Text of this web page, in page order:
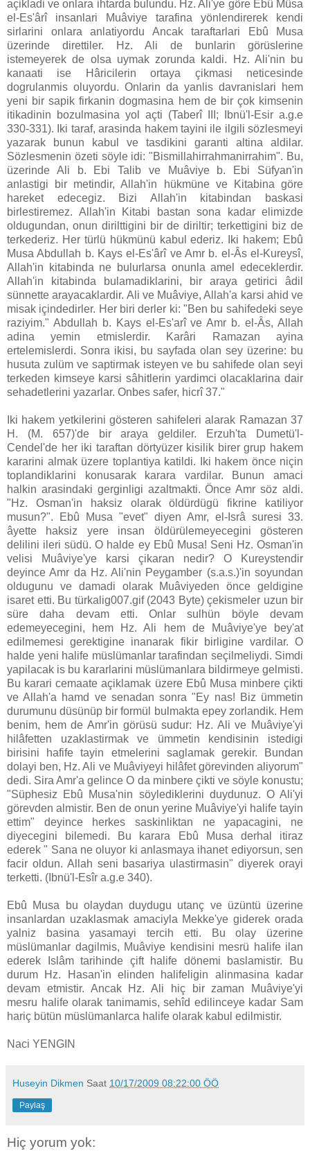
açikladi ve onlara ihtarda bulundu. Hz. Ali'ye göre Ebû Mûsa
el-Es'ârî insanlari Muâviye tarafina yönlendirerek kendi
sirlarini onlara anlatiyordu Ancak taraftarlari Ebû Musa
üzerinde direttiler. Hz. Ali de bunlarin görüslerine
istemeyerek de olsa uymak zorunda kaldi. Hz. Ali'nin bu
kanaati ise Hâricilerin ortaya çikmasi neticesinde
dogrulanmis oluyordu. Onlarin da yanlis davranislari hem
yeni bir sapik firkanin dogmasina hem de bir çok kimsenin
itikadinin bozulmasina yol açti (Taberî III; Ibnü'l-Esir a.g.e
330-331). Iki taraf, arasinda hakem tayini ile ilgili sözlesmeyi
yazarak bunun kabul ve tasdikini garanti altina aldilar.
Sözlesmenin özeti söyle idi: "Bismillahirrahmanirrahim". Bu,
üzerinde Ali b. Ebi Talib ve Muâviye b. Ebi Süfyan'in
anlastigi bir metindir, Allah'in hükmüne ve Kitabina göre
hareket edecegiz. Bizi Allah'in kitabindan baskasi
birlestiremez. Allah'in Kitabi bastan sona kadar elimizde
oldugundan, onun dirilttigini bir de diriltir; terkettigini biz de
terkederiz. Her türlü hükmünü kabul ederiz. Iki hakem; Ebû
Musa Abdullah b. Kays el-Es'ârî ve Amr b. el-Âs el-Kureysî,
Allah'in kitabinda ne bulurlarsa onunla amel edeceklerdir.
Allah'in kitabinda bulamadiklarini, bir araya getirici âdil
sünnette arayacaklardir. Ali ve Muâviye, Allah'a karsi ahid ve
misak içindedirler. Her biri derler ki: "Ben bu sahifedeki seye
raziyim." Abdullah b. Kays el-Es'arî ve Amr b. el-Âs, Allah
adina yemin etmislerdir. Karâri Ramazan ayina
ertelemislerdi. Sonra ikisi, bu sayfada olan sey üzerine: bu
husuta zulüm ve saptirmak isteyen ve bu sahifede olan seyi
terkeden kimseye karsi sâhitlerin yardimci olacaklarina dair
sehadetlerini yazarlar. Onbes safer, hicrî 37."
Iki hakem yetkilerini gösteren sahifeleri alarak Ramazan 37
H. (M. 657)'de bir araya geldiler. Erzuh'ta Dumetü'l-
Cendel'de her iki taraftan dörtyüzer kisilik birer grup hakem
kararini almak üzere toplantiya katildi. Iki hakem önce niçin
toplandiklarini konusarak karara vardilar. Bunun amaci
halkin arasindaki gerginligi azaltmakti. Önce Amr söz aldi.
"Hz. Osman'in haksiz olarak öldürdügü fikrine katiliyor
musun?". Ebû Musa "evet" diyen Amr, el-Isrâ suresi 33.
âyette haksiz yere insan öldürülemeyecegini gösteren
delilini ileri südü. O halde ey Ebû Musa! Seni Hz. Osman'in
velisi Muâviye'ye karsi çikaran nedir? O Kureystendir
deyince Amr da Hz. Ali'nin Peygamber (s.a.s.)'in soyundan
oldugunu ve damadi olarak Muâviyeden önce geldigine
isaret etti. Bu türkalig007.gif (2043 Byte) çekismeler uzun bir
süre daha devam etti. Onlar sulhün böyle devam
edemeyecegini, hem Hz. Ali hem de Muâviye'ye bey'at
edilmemesi gerektigine inanarak fikir birligine vardilar. O
halde yeni halife müslümanlar tarafindan seçilmeliydi. Simdi
yapilacak is bu kararlarini müslümanlara bildirmeye gelmisti.
Bu karari cemaate açiklamak üzere Ebû Musa minbere çikti
ve Allah'a hamd ve senadan sonra "Ey nas! Biz ümmetin
durumunu düsünüp bir formül bulmakta epey zorlandik. Hem
benim, hem de Amr'in görüsü sudur: Hz. Ali ve Muâviye'yi
hilâfetten uzaklastirmak ve ümmetin kendisinin istedigi
birisini hafife tayin etmelerini saglamak gerekir. Bundan
dolayi ben, Hz. Ali ve Muâviyeyi hilâfet görevinden aliyorum"
dedi. Sira Amr'a gelince O da minbere çikti ve söyle konustu;
"Süphesiz Ebû Musa'nin söylediklerini duydunuz. O Ali'yi
görevden almistir. Ben de onun yerine Muâviye'yi halife tayin
ettim" deyince herkes saskinliktan ne yapacagini, ne
diyecegini bilemedi. Bu karara Ebû Musa derhal itiraz
ederek " Sana ne oluyor ki anlasmaya ihanet ediyorsun, sen
facir oldun. Allah seni basariya ulastirmasin" diyerek orayi
terketti. (Ibnü'l-Esîr a.g.e 340).
Ebû Musa bu olaydan duydugu utanç ve üzüntü üzerine
insanlardan uzaklasmak amaciyla Mekke'ye giderek orada
yalniz basina yasamayi tercih etti. Bu olay üzerine
müslümanlar dagilmis, Muâviye kendisini mesrü halife ilan
ederek Islâm tarihinde çift halife dönemi baslamistir. Bu
durum Hz. Hasan'in elinden halifeligin alinmasina kadar
devam etmistir. Ancak Hz. Ali hiç bir zaman Muâviye'yi
mesru halife olarak tanimamis, sehîd edilinceye kadar Sam
hariç bütün müslümanlarca halife olarak kabul edilmistir.
Naci YENGIN
Huseyin Dikmen Saat 10/17/2009 08:22:00 ÖÖ
Paylaş
Hiç yorum yok: